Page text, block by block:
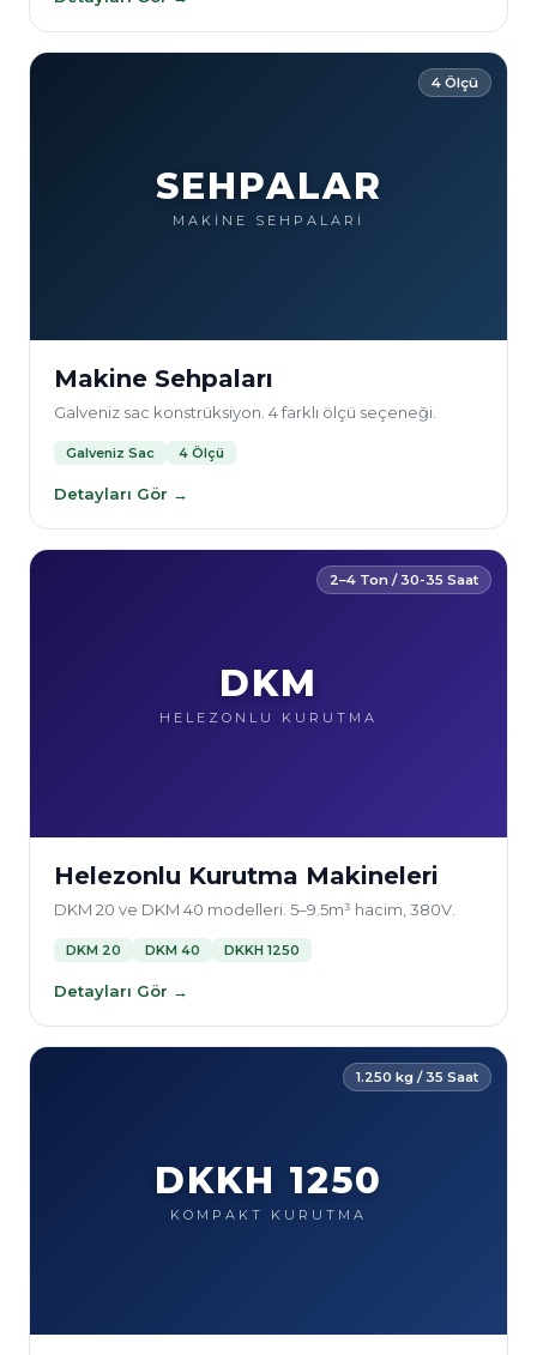
4 Ölçü
SEHPALAR
MAKİNE SEHPALARİ
Makine Sehpaları
Galveniz sac konstrüksiyon. 4 farklı ölçü seçeneği.
Galveniz Sac 4 Ölçü
Detayları Gör →
2–4 Ton / 30-35 Saat
DKM
HELEZONLU KURUTMA
Helezonlu Kurutma Makineleri
DKM 20 ve DKM 40 modelleri. 5–9.5m³ hacim, 380V.
DKM 20 DKM 40 DKKH 1250
Detayları Gör →
1.250 kg / 35 Saat
DKKH 1250
KOMPAKT KURUTMA